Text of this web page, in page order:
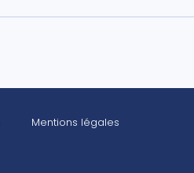
Mentions légales